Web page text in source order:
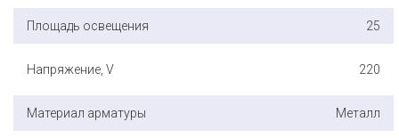
Площадь освещения 25
Напряжение, V 220
Материал арматуры Металл